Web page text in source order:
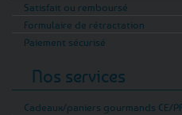
Satisfait ou remboursé
Formulaire de rétractation
Paiement sécurisé
Nos services
Cadeaux/paniers gourmands CE/